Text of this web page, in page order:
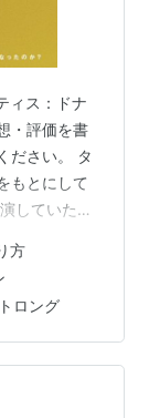
ィス：ドナ
・評価を書
ださい。 タ
もとにして
していたリ
「見習
カ。２０代
）は敏腕
ング）と出
」を教えて
方
ロング